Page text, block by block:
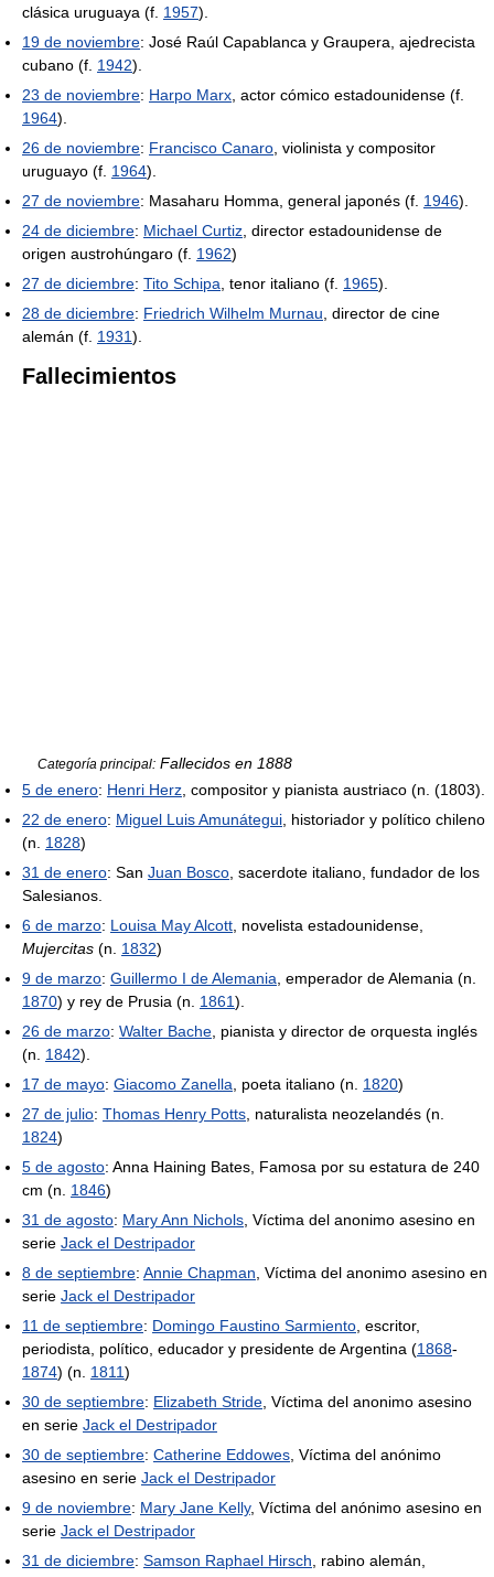
clásica uruguaya (f. 1957).
19 de noviembre: José Raúl Capablanca y Graupera, ajedrecista
cubano (f. 1942).
23 de noviembre: Harpo Marx , actor cómico estadounidense (f.
1964).
26 de noviembre: Francisco Canaro , violinista y compositor
uruguayo (f. 1964).
27 de noviembre: Masaharu Homma, general japonés (f. 1946).
24 de diciembre: Michael Curtiz , director estadounidense de
origen austrohúngaro (f. 1962)
27 de diciembre: Tito Schipa , tenor italiano (f. 1965).
28 de diciembre: Friedrich Wilhelm Murnau , director de cine
alemán (f. 1931).
Fallecimientos
Categoría principal: Fallecidos en 1888
5 de enero: Henri Herz , compositor y pianista austriaco (n. (1803).
22 de enero: Miguel Luis Amunátegui , historiador y político chileno
(n. 1828)
31 de enero: San Juan Bosco , sacerdote italiano, fundador de los
Salesianos.
6 de marzo: Louisa May Alcott , novelista estadounidense,
Mujercitas (n. 1832)
9 de marzo: Guillermo I de Alemania , emperador de Alemania (n.
1870) y rey de Prusia (n. 1861).
26 de marzo: Walter Bache , pianista y director de orquesta inglés
(n. 1842).
17 de mayo: Giacomo Zanella , poeta italiano (n. 1820)
27 de julio: Thomas Henry Potts , naturalista neozelandés (n.
1824)
5 de agosto: Anna Haining Bates, Famosa por su estatura de 240
cm (n. 1846)
31 de agosto: Mary Ann Nichols , Víctima del anonimo asesino en
serie Jack el Destripador
8 de septiembre: Annie Chapman , Víctima del anonimo asesino en
serie Jack el Destripador
11 de septiembre: Domingo Faustino Sarmiento , escritor,
periodista, político, educador y presidente de Argentina (1868-
1874) (n. 1811)
30 de septiembre: Elizabeth Stride , Víctima del anonimo asesino
en serie Jack el Destripador
30 de septiembre: Catherine Eddowes , Víctima del anónimo
asesino en serie Jack el Destripador
9 de noviembre: Mary Jane Kelly, Víctima del anónimo asesino en
serie Jack el Destripador
31 de diciembre: Samson Raphael Hirsch , rabino alemán,